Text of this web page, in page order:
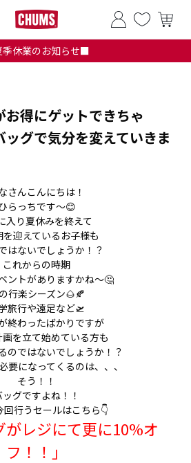
休業のお知らせ■
得にゲットできちゃ
ッグで気分を変えていきま
さんこんにちは！
らっちです～😊
入り夏休みを終えて
を迎えているお子様も
はないでしょうか！？
これからの時期
ントがありますかね～🤔
行楽シーズン🌰🍂
旅行や遠足など🛫
終わったばかりですが
を立て始めている方も
のではないでしょうか！？
要になってくるのは、、、
そう！！
ッグですよね！！
回行うセールはこちら👇
がレジにて更に10%オ
フ！！」